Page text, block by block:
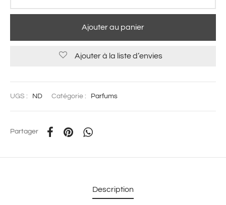
Ajouter au panier
Ajouter à la liste d’envies
UGS : ND Catégorie : Parfums
Partager
Description